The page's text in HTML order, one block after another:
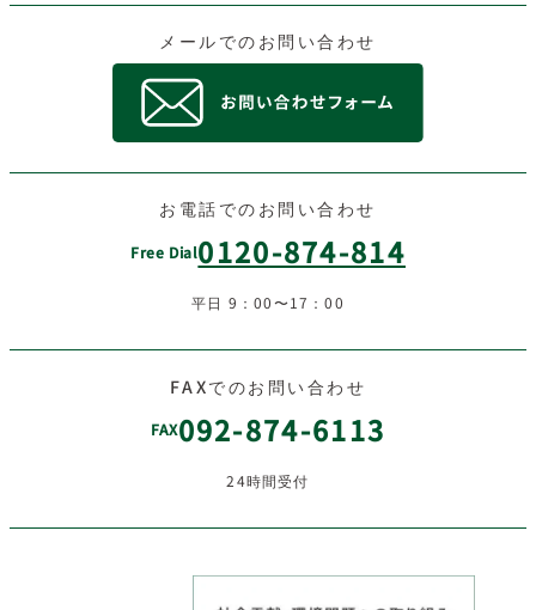
メールでのお問い合わせ
お電話でのお問い合わせ
Free Dial0120-874-814
平日 9：00〜17：00
FAXでのお問い合わせ
FAX092-874-6113
24時間受付